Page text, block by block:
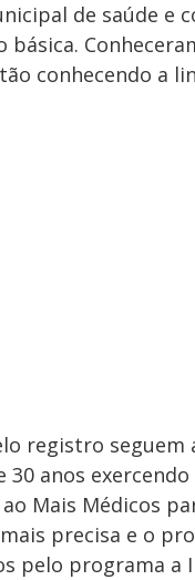
de saúde e
conhecendo a
registro
anos
Mais Médicos
precisa e o
pelo programa a